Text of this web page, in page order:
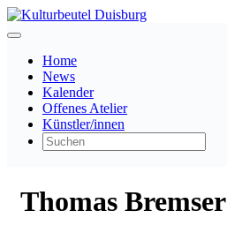
Home
News
Kalender
Offenes Atelier
Künstler/innen
Thomas Bremser